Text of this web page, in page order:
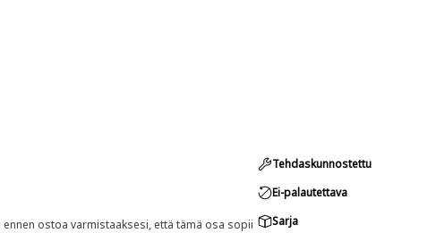
ostoa varmistaaksesi, että tämä osa sopii
Tehdaskunnostettu
Ei-palautettava
Sarja